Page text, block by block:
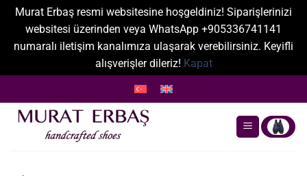
Murat Erbaş resmi websitesine hoşgeldiniz! Siparişlerinizi
websitesi üzerinden veya WhatsApp +905336741141
numaralı iletişim kanalımıza ulaşarak verebilirsiniz. Keyifli
alışverişler dileriz! Kapat
atla